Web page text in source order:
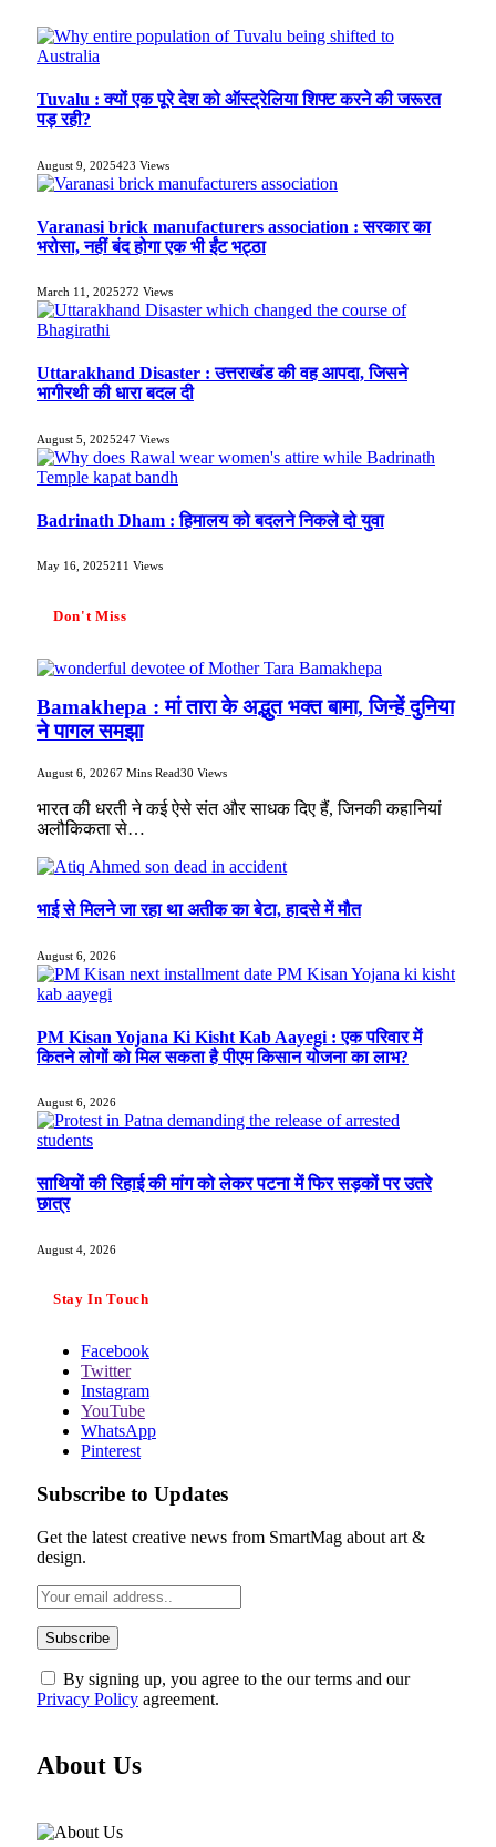
Tuvalu : क्यों एक पूरे देश को ऑस्ट्रेलिया शिफ्ट करने की जरूरत
पड़ रही?
August 9, 2025423 Views
Varanasi brick manufacturers association : सरकार का
भरोसा, नहीं बंद होगा एक भी ईंट भट्ठा
March 11, 2025272 Views
Uttarakhand Disaster : उत्तराखंड की वह आपदा, जिसने
भागीरथी की धारा बदल दी
August 5, 2025247 Views
Badrinath Dham : हिमालय को बदलने निकले दो युवा
May 16, 2025211 Views
Don't Miss
Bamakhepa : मां तारा के अद्भुत भक्त बामा, जिन्हें दुनिया
ने पागल समझा
August 6, 20267 Mins Read30 Views
भारत की धरती ने कई ऐसे संत और साधक दिए हैं, जिनकी कहानियां
अलौकिकता से…
भाई से मिलने जा रहा था अतीक का बेटा, हादसे में मौत
August 6, 2026
PM Kisan Yojana Ki Kisht Kab Aayegi : एक परिवार में
कितने लोगों को मिल सकता है पीएम किसान योजना का लाभ?
August 6, 2026
साथियों की रिहाई की मांग को लेकर पटना में फिर सड़कों पर उतरे
छात्र
August 4, 2026
Stay In Touch
Facebook
Twitter
Instagram
YouTube
WhatsApp
Pinterest
Subscribe to Updates
Get the latest creative news from SmartMag about art &
design.
By signing up, you agree to the our terms and our
Privacy Policy agreement.
About Us